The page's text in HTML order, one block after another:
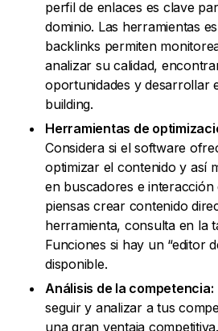
perfil de enlaces es clave
dominio. Las herramientas
backlinks permiten
analizar su calidad,
oportunidades y desarrollar
building.
Herramientas de
Considera si el software
optimizar el contenido y así
en buscadores e
piensas crear contenido
herramienta, consulta en la
Funciones si hay un “editor
disponible.
Análisis de la competencia:
seguir y analizar a tus
una gran ventaja